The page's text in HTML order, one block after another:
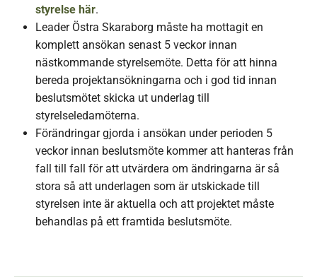
styrelse här.
Leader Östra Skaraborg måste ha mottagit en
komplett ansökan senast 5 veckor innan
nästkommande styrelsemöte. Detta för att hinna
bereda projektansökningarna och i god tid innan
beslutsmötet skicka ut underlag till
styrelseledamöterna.
Förändringar gjorda i ansökan under perioden 5
veckor innan beslutsmöte kommer att hanteras från
fall till fall för att utvärdera om ändringarna är så
stora så att underlagen som är utskickade till
styrelsen inte är aktuella och att projektet måste
behandlas på ett framtida beslutsmöte.